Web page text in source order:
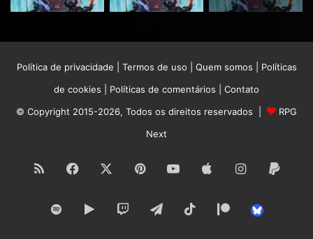
Política de privacidade Termos de uso Quem somos
Políticas
de cookies
Políticas de comentários
Contato
© Copyright 2015-2026, Todos os direitos reservados |
RPG
Next
RSS Facebook PinterestYouTubeAppleInstagram
SpotifyGoogle TwitchTelegramTikTokPatreon